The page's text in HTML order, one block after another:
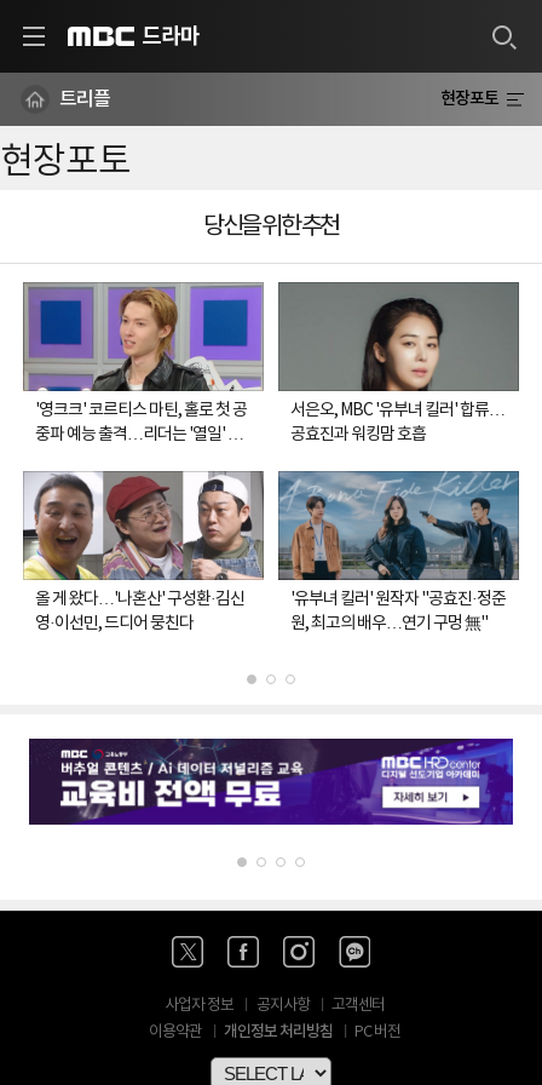
드라마
트리플 현장포토
현장포토
당신을 위한 추천
'영크크' 코르티스 마틴, 홀로 첫 공
중파 예능 출격…리더는 '열일' 중
서은오, MBC '유부녀 킬러' 합류…
공효진과 워킹맘 호흡
올 게 왔다…'나혼산' 구성환·김신
영·이선민, 드디어 뭉친다
'유부녀 킬러' 원작자 "공효진·정준
원, 최고의 배우…연기 구멍 無"
사업자 정보 공지사항
고객센터
이용약관
개인정보 처리방침 PC 버전